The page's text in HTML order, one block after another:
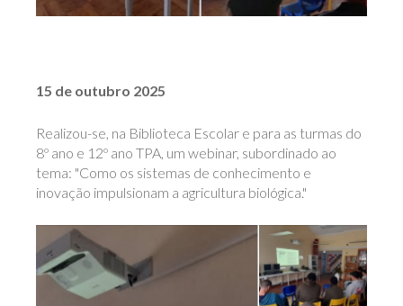
15 de outubro 2025
Realizou-se, na Biblioteca Escolar e para as turmas do
8º ano e 12º ano TPA, um webinar, subordinado ao
tema: "Como os sistemas de conhecimento e
inovação impulsionam a agricultura biológica."